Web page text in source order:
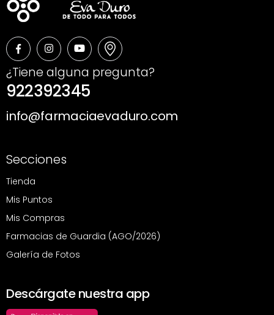
¿Tiene alguna pregunta?
922392345
info@farmaciaevaduro.com
Secciones
Tienda
Mis Puntos
Mis Compras
Farmacias de Guardia (AGO/2026)
Galería de Fotos
Descárgate nuestra app